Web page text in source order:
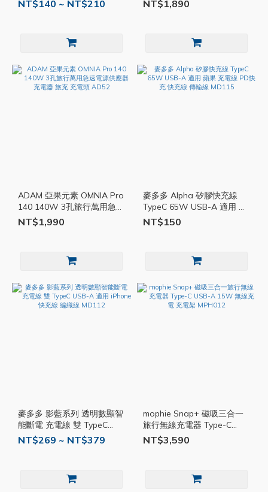
NT$140 ~ NT$210
電器 充電座 AD54
NT$1,890
ADAM 亞果元素 OMNIA Pro
140 140W 3孔旅行萬用急速
電源供應器 充電器 旅充 充
電頭 AD52
NT$1,990
麥多多 Alpha 矽膠快充線
TypeC 65W USB-A 適用 蘋
果 充電線 PD快充 快充線 傳
輸線 MD115
NT$150
麥多多 影藍系列 透明數顯智
能斷電 充電線 雙 TypeC
USB-A 適用 iPhone 快充線
編織線 MD112
NT$269 ~ NT$379
mophie Snap+ 磁吸三合一
旅行無線充電器 Type-C
USB-A 15W 無線充電 充電
架 MPH012
NT$3,590